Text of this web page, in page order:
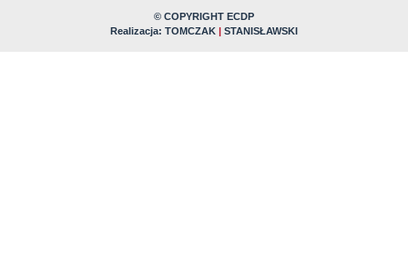
© COPYRIGHT ECDP
Realizacja: TOMCZAK STANISŁAWSKI